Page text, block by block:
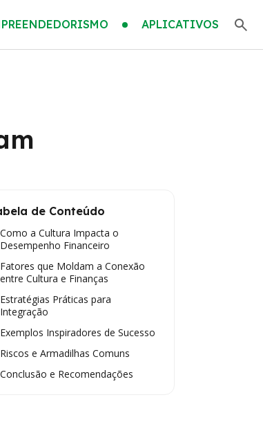
APLICATIVOS
de Conteúdo
Como a Cultura Impacta o
Desempenho Financeiro
Fatores que Moldam a Conexão
entre Cultura e Finanças
Estratégias Práticas para
Integração
Exemplos Inspiradores de Sucesso
Riscos e Armadilhas Comuns
Conclusão e Recomendações